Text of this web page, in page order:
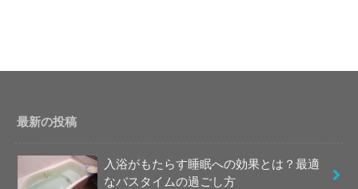
最新の投稿
入浴がもたらす睡眠への効果とは？最適
なバスタイムの過ごし方